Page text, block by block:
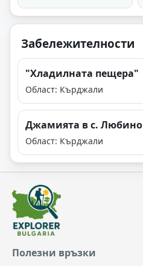
Забележителности
"Хладилната пещера"
Област: Кърджали
Джамията в с. Любино
Област: Кърджали
Полезни връзки